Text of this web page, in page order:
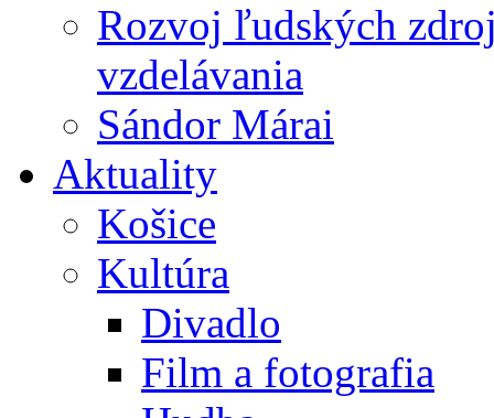
Rozvoj ľudských
vzdelávania
Sándor Márai
Aktuality
Košice
Kultúra
Divadlo
Film a fotografia